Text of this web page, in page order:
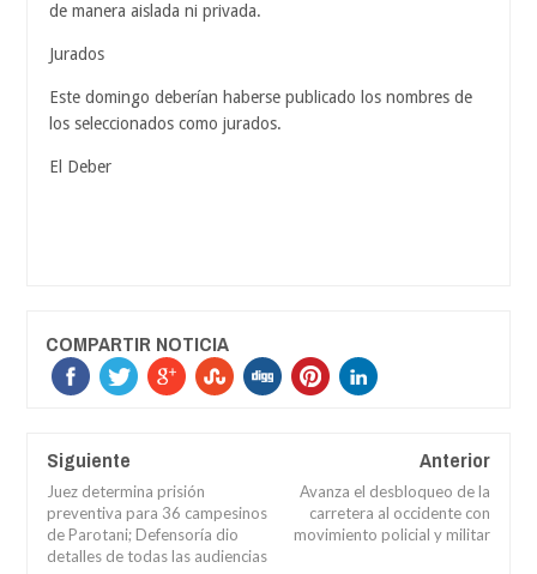
de manera aislada ni privada.
Jurados
Este domingo deberían haberse publicado los nombres de
los seleccionados como jurados.
El Deber
COMPARTIR NOTICIA
Siguiente
Juez determina prisión
preventiva para 36 campesinos
de Parotani; Defensoría dio
detalles de todas las audiencias
Anterior
Avanza el desbloqueo de la
carretera al occidente con
movimiento policial y militar